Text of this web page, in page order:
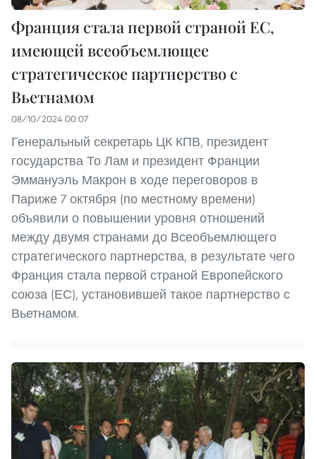
Франция стала первой страной ЕС,
имеющей всеобъемлющее
стратегическое партнерство с
Вьетнамом
08/10/2024 00:07
Генеральный секретарь ЦК КПВ, президент
государства То Лам и президент Франции
Эммануэль Макрон в ходе переговоров в
Париже 7 октября (по местному времени)
объявили о повышении уровня отношений
между двумя странами до Всеобъемлющего
стратегического партнерства, в результате чего
Франция стала первой страной Европейского
союза (ЕС), установившей такое партнерство с
Вьетнамом.